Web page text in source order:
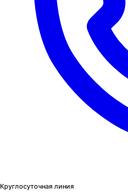
Круглосуточная линия